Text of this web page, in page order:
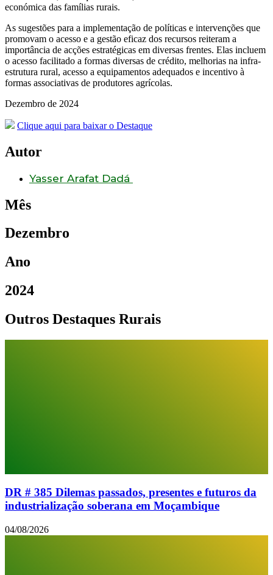
económica das famílias rurais.
As sugestões para a implementação de políticas e intervenções que
promovam o acesso e a gestão eficaz dos recursos reiteram a
importância de acções estratégicas em diversas frentes. Elas incluem
o acesso facilitado a formas diversas de crédito, melhorias na infra-
estrutura rural, acesso a equipamentos adequados e incentivo à
formas associativas de produtores agrícolas.
Dezembro de 2024
Clique aqui para baixar o Destaque
Autor
Yasser Arafat Dadá
Mês
Dezembro
Ano
2024
Outros Destaques Rurais
DR # 385 Dilemas passados, presentes e futuros da
industrialização soberana em Moçambique
04/08/2026